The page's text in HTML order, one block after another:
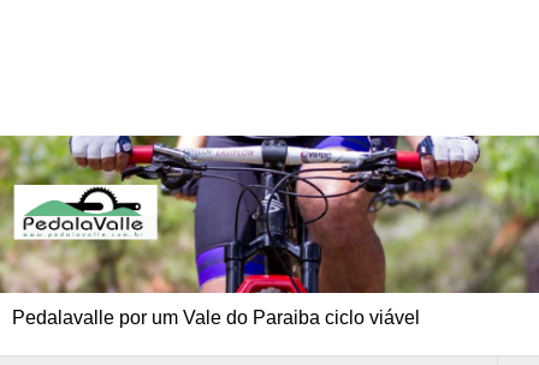
Pedalavalle por um Vale do Paraiba ciclo viável